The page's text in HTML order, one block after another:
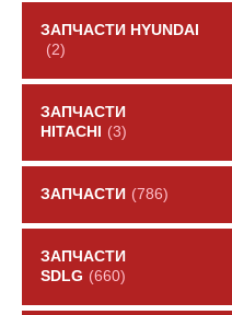
ЗАПЧАСТИ HYUNDAI
(2)
ЗАПЧАСТИ
HITACHI
(3)
ЗАПЧАСТИ (786)
ЗАПЧАСТИ
SDLG (660)